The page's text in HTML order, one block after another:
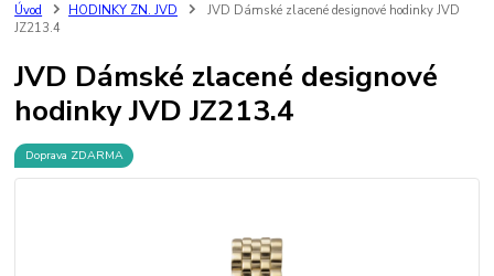
Úvod HODINKY ZN. JVD
JVD Dámské zlacené designové hodinky JVD
JZ213.4
JVD Dámské zlacené designové
hodinky JVD JZ213.4
Doprava ZDARMA